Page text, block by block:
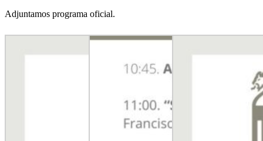
Adjuntamos programa oficial.